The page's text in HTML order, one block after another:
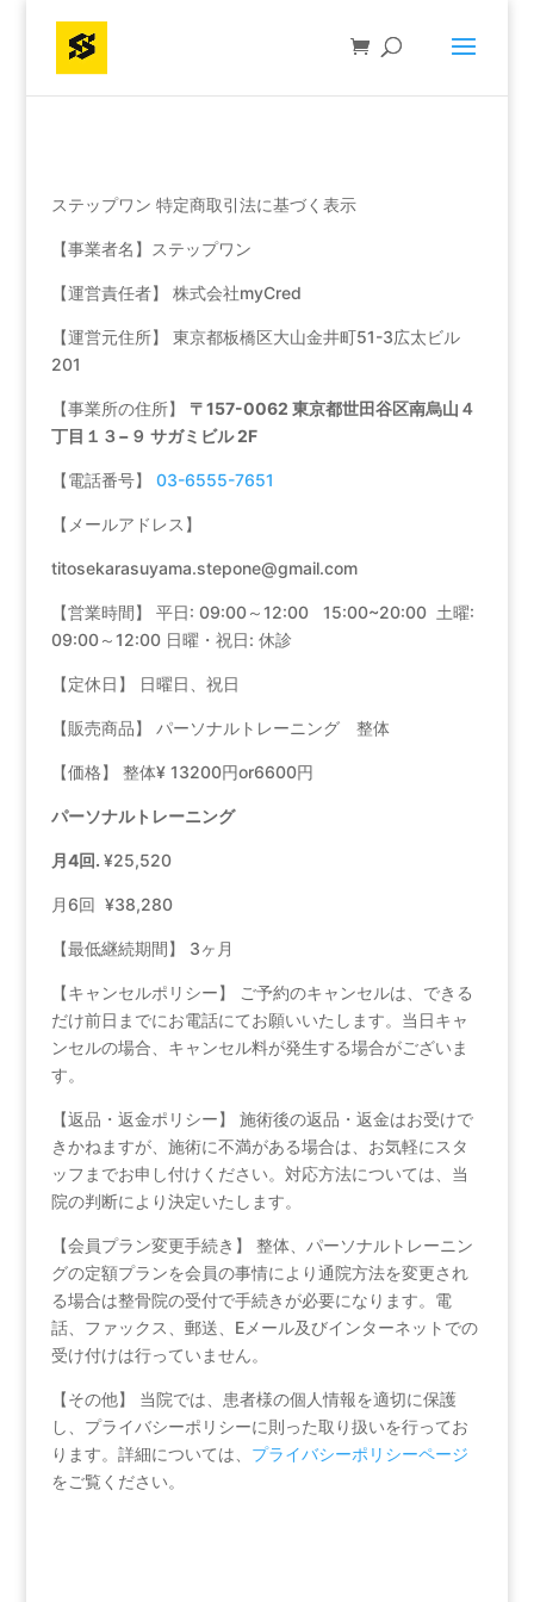
ステップワン 特定商取引法に基づく表示
【事業者名】ステップワン
【運営責任者】 株式会社myCred
【運営元住所】 東京都板橋区大山金井町51-3広太ビル
201
【事業所の住所】 〒157-0062 東京都世田谷区南烏山４
丁目１３−９ サガミビル 2F
【電話番号】 03-6555-7651
【メールアドレス】
titosekarasuyama.stepone@gmail.com
【営業時間】 平日: 09:00～12:00 15:00~20:00 土曜:
09:00～12:00 日曜・祝日: 休診
【定休日】 日曜日、祝日
【販売商品】 パーソナルトレーニング 整体
【価格】 整体¥ 13200円or6600円
パーソナルトレーニング
月4回. ¥25,520
月6回 ¥38,280
【最低継続期間】 3ヶ月
【キャンセルポリシー】 ご予約のキャンセルは、できる
だけ前日までにお電話にてお願いいたします。当日キャ
ンセルの場合、キャンセル料が発生する場合がございま
す。
【返品・返金ポリシー】 施術後の返品・返金はお受けで
きかねますが、施術に不満がある場合は、お気軽にスタ
ッフまでお申し付けください。対応方法については、当
院の判断により決定いたします。
【会員プラン変更手続き】 整体、パーソナルトレーニン
グの定額プランを会員の事情により通院方法を変更され
る場合は整骨院の受付で手続きが必要になります。電
話、ファックス、郵送、Eメール及びインターネットでの
受け付けは行っていません。
【その他】 当院では、患者様の個人情報を適切に保護
し、プライバシーポリシーに則った取り扱いを行ってお
ります。詳細については、 プライバシーポリシーページ
をご覧ください。